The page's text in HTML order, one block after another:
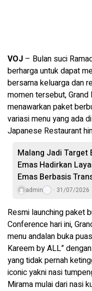
VOJ – Bulan suci
berharga untuk dapat
bersama keluarga dan
momen tersebut,
menawarkan paket
variasi menu yang ada
Japanese Restaurant
Malang Jadi Target
Emas Hadirkan
Emas Berbasis
admin 31/07/2026
Resmi launching paket
Conference hari ini,
menu andalan buka
Kareem by ALL”
yang tidak pernah
iconic yakni nasi
Mirama mulai dari nasi